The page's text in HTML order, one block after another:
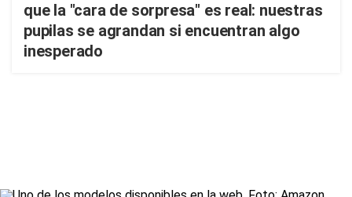
que la "cara de sorpresa" es real: nuestras
pupilas se agrandan si encuentran algo
inesperado